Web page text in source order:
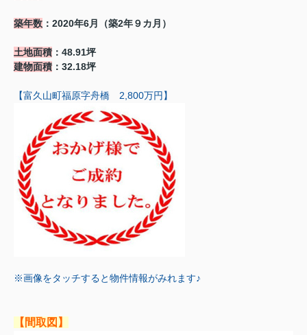
築年数 ：2020年6月（築2年９カ月）
土地面積 ：48.91坪
建物面積 ：32.18坪
【富久山町福原字舟橋 2,800万円】
※画像をタッチすると物件情報がみれます♪
【間取図】